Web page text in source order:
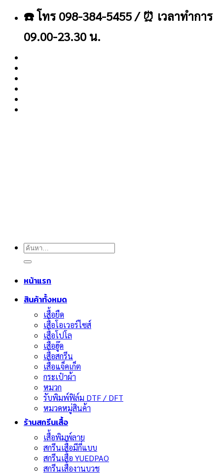
เนื้อหา
☎️ โทร 098-384-5455 / ⏰ เวลาทำการ
09.00-23.30 น.
ค้นหา:
หน้าแรก
สินค้าทั้งหมด
เสื้อยืด
เสื้อโอเวอร์ไซส์
เสื้อโปโล
เสื้อฮู๊ด
เสื้อสกรีน
เสื้อแจ็คเก็ต
กระเป๋าผ้า
หมวก
รับพิมพ์ฟิล์ม DTF / DFT
หมวดหมู่สินค้า
ร้านสกรีนเสื้อ
เสื้อพิมพ์ลาย
สกรีนเสื้อมีกี่แบบ
สกรีนเสื้อ YUEDPAO
สกรีนเสื้องานบวช